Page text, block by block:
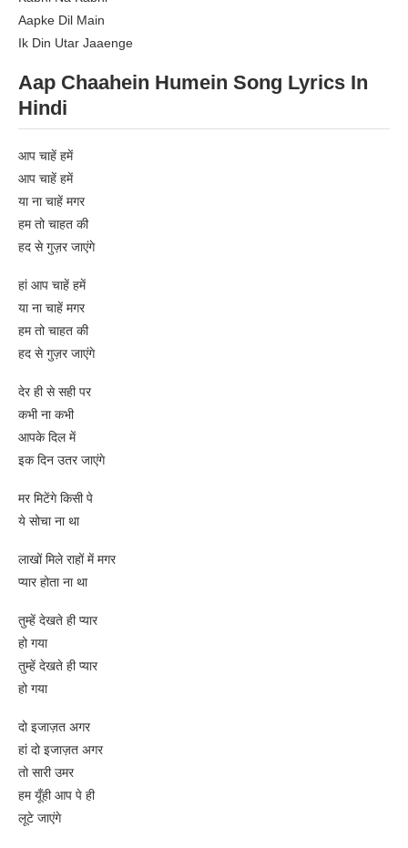
Aapke Dil Main
Ik Din Utar Jaaenge
Aap Chaahein Humein Song Lyrics In
Hindi
आप चाहें हमें
आप चाहें हमें
या ना चाहें मगर
हम तो चाहत की
हद से गुज़र जाएंगे
हां आप चाहें हमें
या ना चाहें मगर
हम तो चाहत की
हद से गुज़र जाएंगे
देर ही से सही पर
कभी ना कभी
आपके दिल में
इक दिन उतर जाएंगे
मर मिटेंगे किसी पे
ये सोचा ना था
लाखों मिले राहों में मगर
प्यार होता ना था
तुम्हें देखते ही प्यार
हो गया
तुम्हें देखते ही प्यार
हो गया
दो इजाज़त अगर
हां दो इजाज़त अगर
तो सारी उमर
हम यूँही आप पे ही
लूटे जाएंगे